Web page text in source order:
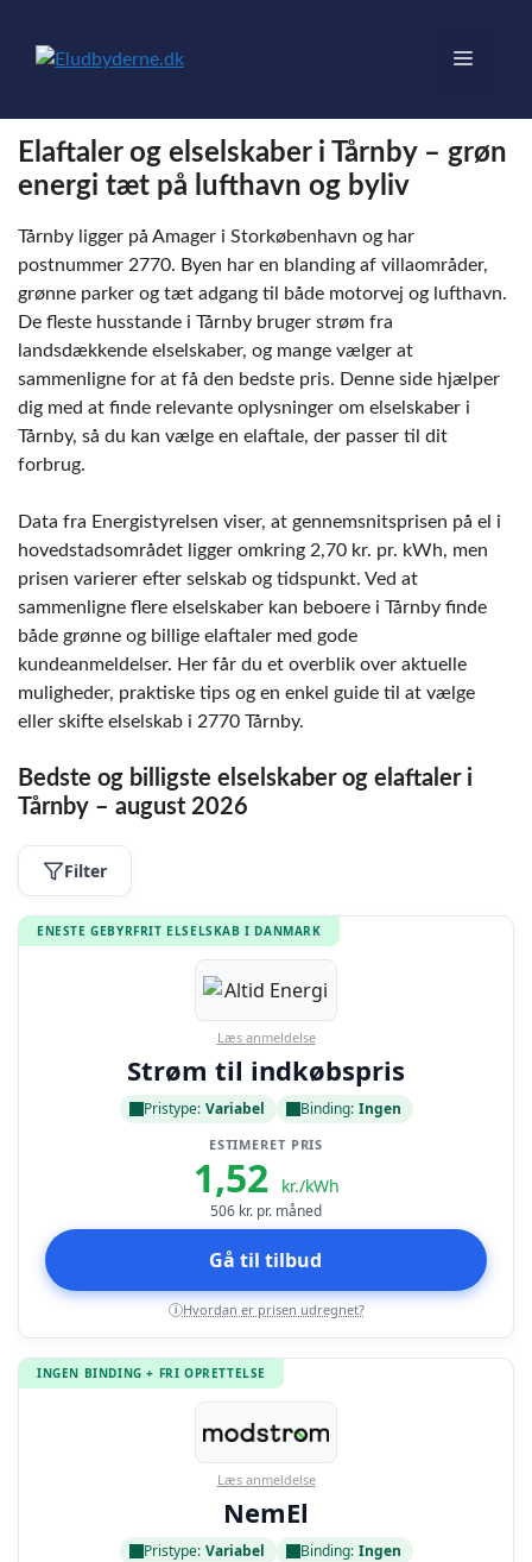
indhold
Menu
Elaftaler og elselskaber i Tårnby – grøn
energi tæt på lufthavn og byliv
Tårnby ligger på Amager i Storkøbenhavn og har
postnummer 2770. Byen har en blanding af villaområder,
grønne parker og tæt adgang til både motorvej og lufthavn.
De fleste husstande i Tårnby bruger strøm fra
landsdækkende elselskaber, og mange vælger at
sammenligne for at få den bedste pris. Denne side hjælper
dig med at finde relevante oplysninger om elselskaber i
Tårnby, så du kan vælge en elaftale, der passer til dit
forbrug.
Data fra Energistyrelsen viser, at gennemsnitsprisen på el i
hovedstadsområdet ligger omkring 2,70 kr. pr. kWh, men
prisen varierer efter selskab og tidspunkt. Ved at
sammenligne flere elselskaber kan beboere i Tårnby finde
både grønne og billige elaftaler med gode
kundeanmeldelser. Her får du et overblik over aktuelle
muligheder, praktiske tips og en enkel guide til at vælge
eller skifte elselskab i 2770 Tårnby.
Bedste og billigste elselskaber og elaftaler i
Tårnby – august 2026
Filter
ENESTE GEBYRFRIT ELSELSKAB I DANMARK
Læs anmeldelse
Strøm til indkøbspris
Pristype: Variabel Binding: Ingen
ESTIMERET PRIS
1,52 kr./kWh
506 kr. pr. måned
Gå til tilbud
i Hvordan er prisen udregnet?
INGEN BINDING + FRI OPRETTELSE
Læs anmeldelse
NemEl
Pristype: Variabel Binding: Ingen